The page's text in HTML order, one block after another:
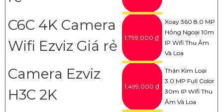
C6C 4K Camera
Wifi Ezviz Giá rẻ
1,799,000 ₫
Xoay 360 8.0 MP
Hồng Ngoại 10m
IP Wifi Thu Âm
Và Loa
Camera Ezviz
H3C 2K
1,499,000 ₫
Thân Kim Loại
3.0 MP Full Color
30m IP Wifi Thu
Âm Và Loa